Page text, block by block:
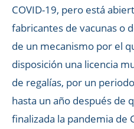
COVID-19, pero está
fabricantes de vacunas o
de un mecanismo por el
disposición una licencia
de regalías, por un
hasta un año después de
finalizada la pandemia de